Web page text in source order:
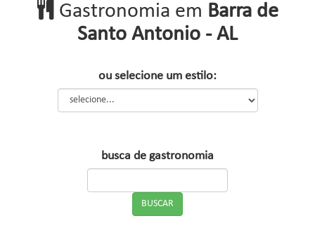
Gastronomia em Barra de
Santo Antonio - AL
ou selecione um estilo:
busca de gastronomia